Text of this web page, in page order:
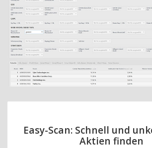
Easy-Scan: Schnell und
Aktien finden